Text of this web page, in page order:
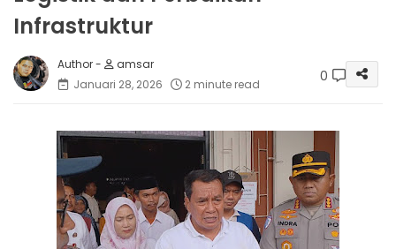
Infrastruktur
amsar
Januari 28, 2026
2 minute read 0